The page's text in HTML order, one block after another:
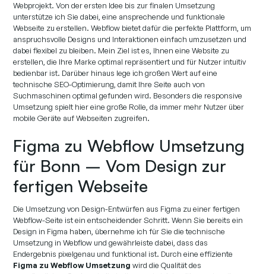
Webprojekt. Von der ersten Idee bis zur finalen Umsetzung
unterstütze ich Sie dabei, eine ansprechende und funktionale
Webseite zu erstellen. Webflow bietet dafür die perfekte Plattform, um
anspruchsvolle Designs und Interaktionen einfach umzusetzen und
dabei flexibel zu bleiben. Mein Ziel ist es, Ihnen eine Website zu
erstellen, die Ihre Marke optimal repräsentiert und für Nutzer intuitiv
bedienbar ist. Darüber hinaus lege ich großen Wert auf eine
technische SEO-Optimierung, damit Ihre Seite auch von
Suchmaschinen optimal gefunden wird. Besonders die responsive
Umsetzung spielt hier eine große Rolle, da immer mehr Nutzer über
mobile Geräte auf Webseiten zugreifen.
Figma zu Webflow Umsetzung
für Bonn – Vom Design zur
fertigen Webseite
Die Umsetzung von Design-Entwürfen aus Figma zu einer fertigen
Webflow-Seite ist ein entscheidender Schritt. Wenn Sie bereits ein
Design in Figma haben, übernehme ich für Sie die technische
Umsetzung in Webflow und gewährleiste dabei, dass das
Endergebnis pixelgenau und funktional ist. Durch eine effiziente
Figma zu Webflow Umsetzung wird die Qualität des